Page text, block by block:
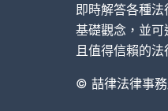
即時解答各種
基礎觀念，並可
且值得信賴的法
© 喆律法律事